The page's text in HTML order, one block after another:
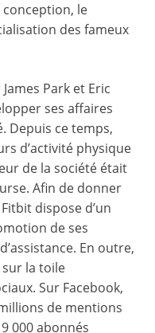
conception, le
des fameux
Park et Eric
ses affaires
Depuis ce temps,
d’activité physique
de la société était
Afin de donner
dispose d’un
de ses
En outre,
la toile
Sur Facebook,
de mentions
000 abonnés